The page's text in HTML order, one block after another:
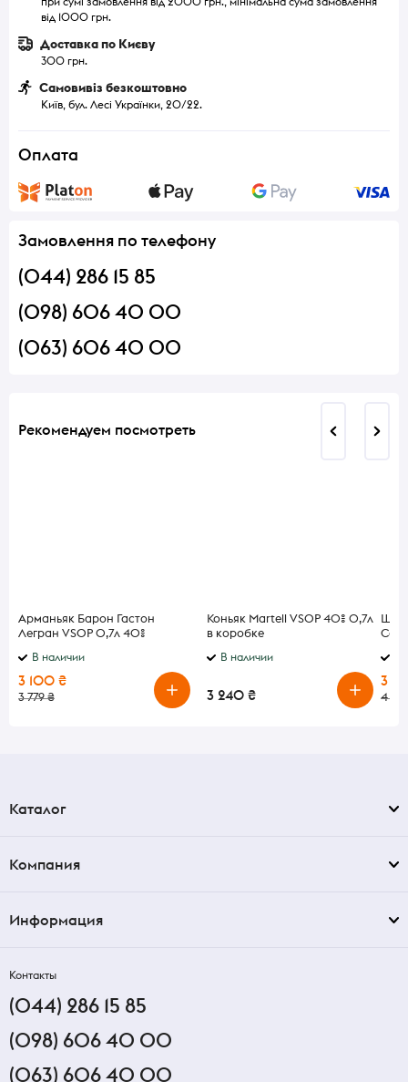
від 1000 грн.
Доставка по Києву
300 грн.
Самовивіз безкоштовно
Київ, бул. Лесі Українки, 20/22.
Оплата
Замовлення по телефону
(044) 286 15 85
(098) 606 40 00
(063) 606 40 00
Рекомендуем посмотреть
Арманьяк Барон Гастон
Легран VSOP 0,7л 40%
В наличии
3 100 ₴
3 779 ₴
Коньяк Martell VSOP 40% 0,7л
в коробке
В наличии
3 240 ₴
3
4
Каталог
Компания
Информация
Контакты
(044) 286 15 85
(098) 606 40 00
(063) 606 40 00